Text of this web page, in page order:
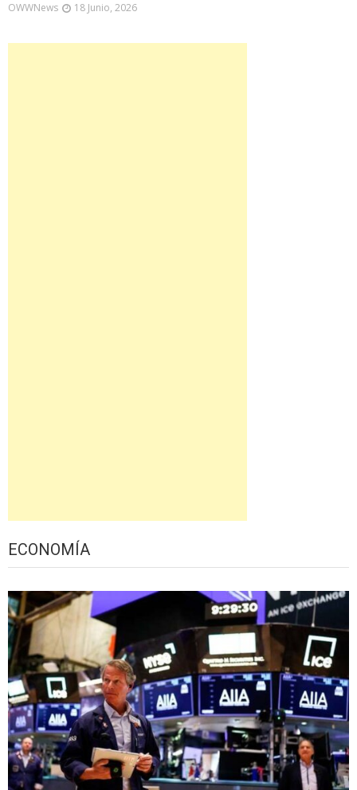
OWWNews 18 Junio, 2026
ECONOMÍA